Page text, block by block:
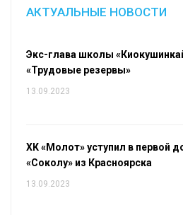
АКТУАЛЬНЫЕ НОВОСТИ
Экс-глава школы
«Трудовые резервы»
13.09.2023
ХК «Молот» уступил в первой
«Соколу» из Красноярска
13.09.2023